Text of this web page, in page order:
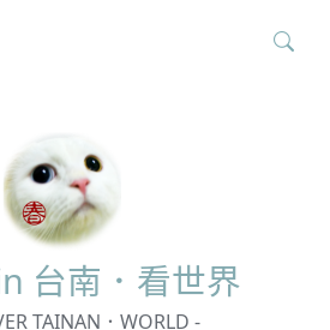
台南．看世界
TAINAN．WORLD -